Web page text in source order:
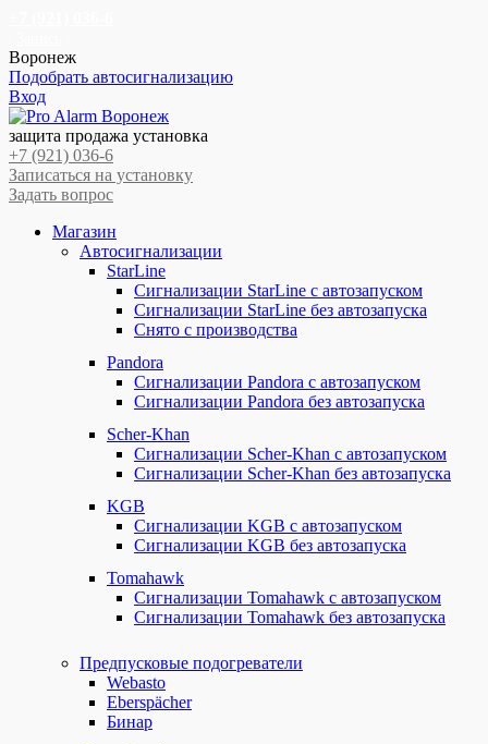
Воронеж
Подобрать автосигнализацию
Вход
Перейти
к
навигации
Перейти
к
содержимому
защита продажа установка
+7 (921) 036-6
Записаться на установку
Задать вопрос
Магазин
Автосигнализации
StarLine
Сигнализации StarLine с автозапуском
Сигнализации StarLine без автозапуска
Снято с производства
Pandora
Сигнализации Pandora с автозапуском
Сигнализации Pandora без автозапуска
Scher-Khan
Сигнализации Scher-Khan с автозапуском
Сигнализации Scher-Khan без автозапуска
KGB
Сигнализации KGB с автозапуском
Сигнализации KGB без автозапуска
Tomahawk
Сигнализации Tomahawk с автозапуском
Сигнализации Tomahawk без автозапуска
Предпусковые подогреватели
Webasto
Eberspächer
Бинар